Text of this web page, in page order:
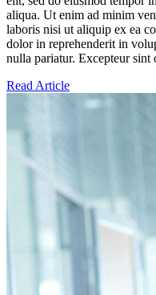
aliqua. Ut enim ad minim
laboris nisi ut aliquip ex ea
dolor in reprehenderit in
nulla pariatur. Excepteur
Read Article